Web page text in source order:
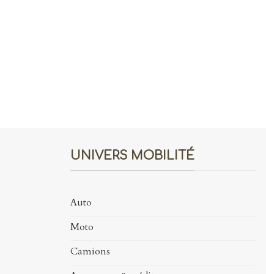
UNIVERS MOBILITÉ
Auto
Moto
Camions